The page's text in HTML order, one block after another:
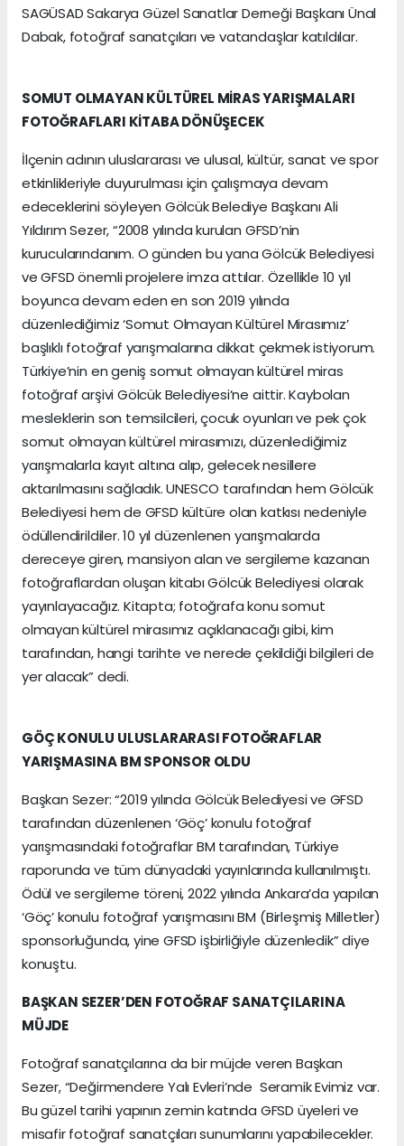
SAGÜSAD Sakarya Güzel Sanatlar Derneği Başkanı Ünal
Dabak, fotoğraf sanatçıları ve vatandaşlar katıldılar.
SOMUT OLMAYAN KÜLTÜREL MİRAS YARIŞMALARI
FOTOĞRAFLARI KİTABA DÖNÜŞECEK
İlçenin adının uluslararası ve ulusal, kültür, sanat ve spor
etkinlikleriyle duyurulması için çalışmaya devam
edeceklerini söyleyen Gölcük Belediye Başkanı Ali
Yıldırım Sezer, “2008 yılında kurulan GFSD’nin
kurucularındanım. O günden bu yana Gölcük Belediyesi
ve GFSD önemli projelere imza attılar. Özellikle 10 yıl
boyunca devam eden en son 2019 yılında
düzenlediğimiz ‘Somut Olmayan Kültürel Mirasımız’
başlıklı fotoğraf yarışmalarına dikkat çekmek istiyorum.
Türkiye’nin en geniş somut olmayan kültürel miras
fotoğraf arşivi Gölcük Belediyesi’ne aittir. Kaybolan
mesleklerin son temsilcileri, çocuk oyunları ve pek çok
somut olmayan kültürel mirasımızı, düzenlediğimiz
yarışmalarla kayıt altına alıp, gelecek nesillere
aktarılmasını sağladık. UNESCO tarafından hem Gölcük
Belediyesi hem de GFSD kültüre olan katkısı nedeniyle
ödüllendirildiler. 10 yıl düzenlenen yarışmalarda
dereceye giren, mansiyon alan ve sergileme kazanan
fotoğraflardan oluşan kitabı Gölcük Belediyesi olarak
yayınlayacağız. Kitapta; fotoğrafa konu somut
olmayan kültürel mirasımız açıklanacağı gibi, kim
tarafından, hangi tarihte ve nerede çekildiği bilgileri de
yer alacak” dedi.
GÖÇ KONULU ULUSLARARASI FOTOĞRAFLAR
YARIŞMASINA BM SPONSOR OLDU
Başkan Sezer: “2019 yılında Gölcük Belediyesi ve GFSD
tarafından düzenlenen ‘Göç’ konulu fotoğraf
yarışmasındaki fotoğraflar BM tarafından, Türkiye
raporunda ve tüm dünyadaki yayınlarında kullanılmıştı.
Ödül ve sergileme töreni, 2022 yılında Ankara’da yapılan
‘Göç’ konulu fotoğraf yarışmasını BM (Birleşmiş Milletler)
sponsorluğunda, yine GFSD işbirliğiyle düzenledik” diye
konuştu.
BAŞKAN SEZER’DEN FOTOĞRAF SANATÇILARINA
MÜJDE
Fotoğraf sanatçılarına da bir müjde veren Başkan
Sezer, “Değirmendere Yalı Evleri’nde Seramik Evimiz var.
Bu güzel tarihi yapının zemin katında GFSD üyeleri ve
misafir fotoğraf sanatçıları sunumlarını yapabilecekler.